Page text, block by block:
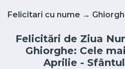
Felicitari cu nume →
Felicitări de Ziua
Ghiorghe: Cele
Aprilie -